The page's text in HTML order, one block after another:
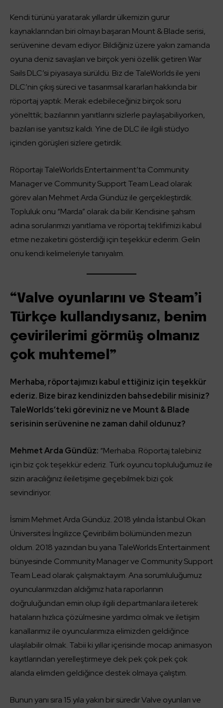
Kendi türünü yaratarak yıllardır ülkemizin gurur
kaynaklarından biri olmayı başaran Mount & Blade serisi,
serüvenine devam ediyor. Bildiğiniz üzere yakın zamanda
oyuna deniz savaşları ve birçok yeni özellik getiren War
Sails DLC’si piyasaya sürüldü. Biz de TaleWorlds ile yeni
DLC’nin çıkış süreci ve tasarımsal kararları hakkında bir
röportaj yaptık. Merak edebileceğiniz birçok soru
yönelttik; bazılarının yanıtlarını sizlerle paylaşabiliyorken,
bazıları ise yanıtsız kaldı. Yine de DLC ile ilgili stüdyo
içinden görüşleri sizlere getirdik.
Röportajı TaleWorlds Entertainment’ta Community
Manager ve Community Support Team Lead olarak
görev alan Mehmet Arda Gündüz ile gerçekleştirdik.
Topluluk onu “Marda” olarak da bilir. Kendisine şahsım
adına sorularımızı yanıtlama ve röportaj teklifimizi kabul
etme nezaketini gösterdiği için teşekkür ederim. Gelin
onu kendi kelimeleriyle tanıyalım.
“Valve oyunlarını ve Steam’i
Türkçe kullandıysanız, benim
çevirilerimi görmüş olmanız
çok muhtemel”
Merhaba, röportajımızı kabul ettiğiniz için teşekkür
ederiz. Bize biraz kendinizden bahsedebilir misiniz?
TaleWorlds’teki göreviniz ne ve Mount & Blade
serisinin serüvenine ne zaman dahil oldunuz?
Mehmet Arda Gündüz: “Merhaba. Röportaj talebiniz
için biz çok teşekkür ederiz. Türk oyuncu topluluğumuz ile
sizin aracılığınız ileiletişime geçebilmek bizi çok
sevindiriyor.
İsmim Mehmet Arda Gündüz. 2018 yılında İstanbul Okan
Üniversitesi İngilizce Çeviribilim bölümünden mezun
oldum. 2018 yazından bu yana TaleWorlds Entertainment
bünyesinde Community Manager ve Community Support
Team Lead olarak çalışmaktayım. Ana sorumluluğumuz
oyuncularımızdan aldığımız hata raporlarının
doğruluğundan emin olup ilgili departmanlara ileterek
hataların hızlıca çözülmesine yardımcı olmak ve iletişim
kanallarımız ile oyuncularımıza elimizden geldiğince
ulaşılabilir olmak. Tabii ki yıllar içerisinde mocap animasyon
kayıtlarından yerelleştirmeye dek pek çok pek çok
alanda elimden geldiğince destek olmaya çalıştım.
Bunun yanı sıra 15 yıla yakın bir süredir Valve oyunları ve